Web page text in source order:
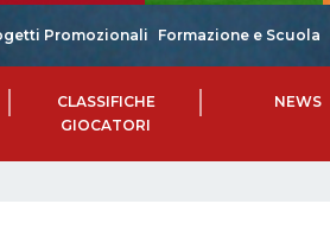
Promozionali Formazione e Scuola
CLASSIFICHE
GIOCATORI
NEWS